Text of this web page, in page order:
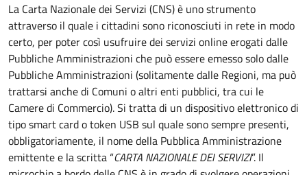
La Carta Nazionale dei Servizi (CNS) è uno strumento
attraverso il quale i cittadini sono riconosciuti in rete in modo
certo, per poter così usufruire dei servizi online erogati dalle
Pubbliche Amministrazioni che può essere emesso solo dalle
Pubbliche Amministrazioni (solitamente dalle Regioni, ma può
trattarsi anche di Comuni o altri enti pubblici, tra cui le
Camere di Commercio).Si tratta di un dispositivo elettronico di
tiposmart cardo token USB sul quale sono sempre presenti,
obbligatoriamente, il nome della Pubblica Amministrazione
emittente e la scritta “CARTA NAZIONALE DEI SERVIZI”. Il